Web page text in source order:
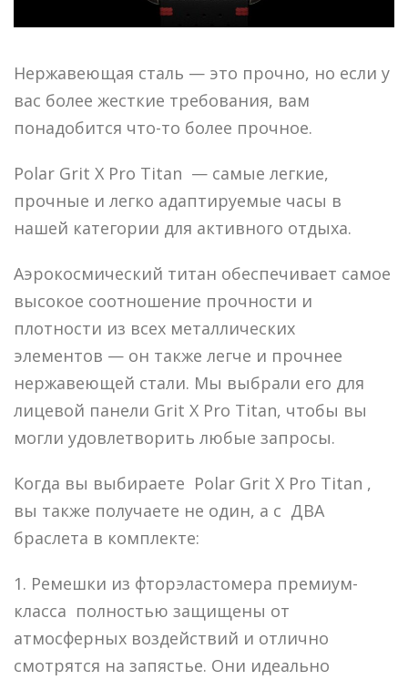
Нержавеющая сталь — это прочно, но если у
вас более жесткие требования, вам
понадобится что-то более прочное.
Polar Grit X Pro Titan — самые легкие,
прочные и легко адаптируемые часы в
нашей категории для активного отдыха.
Аэрокосмический титан обеспечивает самое
высокое соотношение прочности и
плотности из всех металлических
элементов — он также легче и прочнее
нержавеющей стали. Мы выбрали его для
лицевой панели Grit X Pro Titan, чтобы вы
могли удовлетворить любые запросы.
Когда вы выбираете Polar Grit X Pro Titan ,
вы также получаете не один, а с ДВА
браслета в комплекте:
1. Ремешки из фторэластомера премиум-
класса полностью защищены от
атмосферных воздействий и отлично
смотрятся на запястье. Они идеально